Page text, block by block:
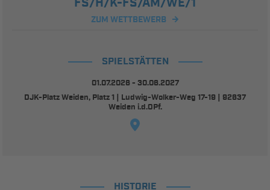
ZUM WETTBEWERB
SPIELSTÄTTEN
01.07.2026 - 30.06.2027
DJK-Platz Weiden, Platz 1 | Ludwig-Wolker-Weg 17-19 | 92637
Weiden i.d.OPf.
HISTORIE